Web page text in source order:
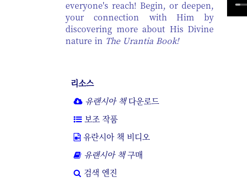
everyone's reach! Begin, or deepen,
your connection with Him by
discovering more about His Divine
nature in The Urantia Book!
리소스
유랜시아 책다운로드
보조 작품
유란시아 책 비디오
유랜시아 책구매
검색 엔진